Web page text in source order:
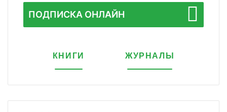
ПОДПИСКА ОНЛАЙН
КНИГИ ЖУРНАЛЫ